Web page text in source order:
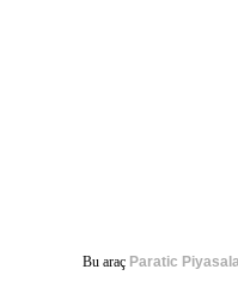
Bu araç Paratic